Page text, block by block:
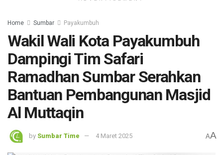
Home Sumbar Payakumbuh
Wakil Wali Kota Payakumbuh
Dampingi Tim Safari
Ramadhan Sumbar Serahkan
Bantuan Pembangunan Masjid
Al Muttaqin
by Sumbar Time 4 Maret 2025 AA